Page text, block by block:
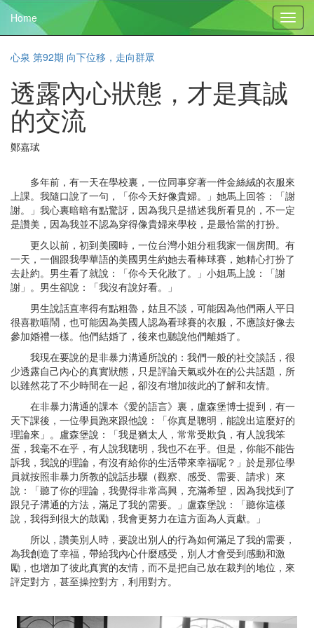
Home
心泉 第92期 向下位移，走向群眾
透露內心狀態，才是真誠
的交流
鄭嘉珷
多年前，有一天在學校裏，一位同事穿著一件金絲絨的衣服來
上課。我隨口說了一句，「你今天好像貴婦。」她馬上回答：「謝
謝。」我心裏暗暗有點驚訝，因為我只是描述我所看見的，不一定
是讚美，因為我並不認為穿得像貴婦來學校，是最恰當的打扮。
更久以前，初到美國時，一位台灣小姐分租我家一個房間。有
一天，一個跟我學華語的美國男生約她去看棒球賽，她精心打扮了
去赴約。男生看了就說：「你今天化妝了。」小姐馬上說：「謝
謝」。男生卻說：「我沒有說好看。」
男生說話直率得有點粗魯，姑且不談，可能因為他們兩人平日
很喜歡嘻鬧，也可能因為美國人認為看球賽的衣服，不應該好像去
參加婚禮一樣。他們結婚了，後來也聽說他們離婚了。
我現在要說的是非暴力溝通所說的：我們一般的社交談話，很
少透露自己內心的真實狀態，只是評論天氣或外在的公共話題，所
以雖然花了不少時間在一起，卻沒有增加彼此的了解和友情。
在非暴力溝通的課本《愛的語言》裏，盧森堡博士提到，有一
天下課後，一位學員跑來跟他說：「你真是聰明，能說出這麼好的
理論來」。盧森堡說：「我是猶太人，常常受欺負，有人說我笨
蛋，我毫不在乎，有人說我聰明，我也不在乎。但是，你能不能告
訴我，我說的理論，有沒有給你的生活帶來幸福呢？」於是那位學
員就按照非暴力所教的說話步驟（觀察、感受、需要、請求）來
說：「聽了你的理論，我覺得非常高興，充滿希望，因為我找到了
跟兒子溝通的方法，滿足了我的需要。」盧森堡說：「聽你這樣
說，我得到很大的鼓勵，我會更努力在這方面為人貢獻。」
所以，讚美別人時，要說出別人的行為如何滿足了我的需要，
為我創造了幸福，帶給我內心什麼感受，別人才會受到感動和激
勵，也增加了彼此真實的友情，而不是把自己放在裁判的地位，來
評定對方，甚至操控對方，利用對方。